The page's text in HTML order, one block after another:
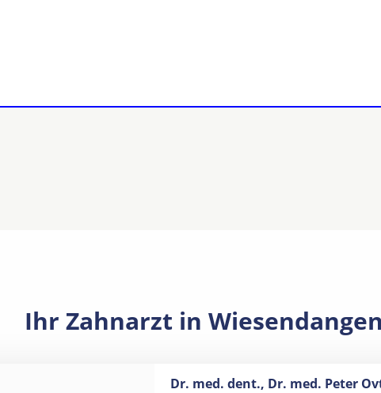
Ihr Zahnarzt in
Dr. med. dent., Dr. med. Peter